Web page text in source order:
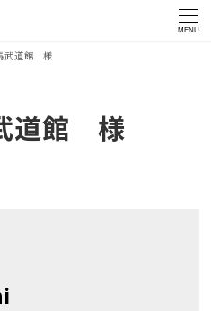
MENU
武道館 様
道館 様